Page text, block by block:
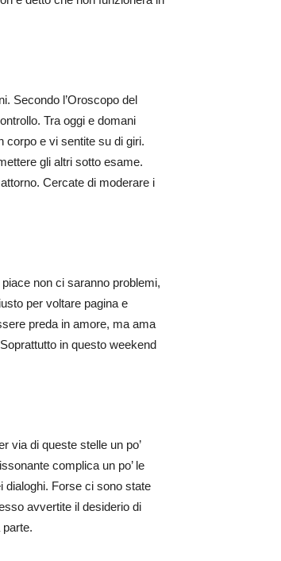
Secondo l’Oroscopo del
Tra oggi e domani
corpo e vi sentite su di giri.
gli altri sotto esame.
Cercate di moderare i
non ci saranno problemi,
per voltare pagina e
preda in amore, ma ama
in questo weekend
via di queste stelle un po’
complica un po’ le
dialoghi. Forse ci sono state
avvertite il desiderio di